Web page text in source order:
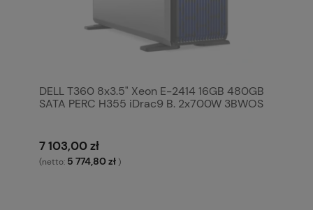
DELL T360 8x3.5" Xeon E-2414 16GB 480GB
SATA PERC H355 iDrac9 B. 2x700W 3BWOS
7 103,00 zł
(netto: 5 774,80 zł )